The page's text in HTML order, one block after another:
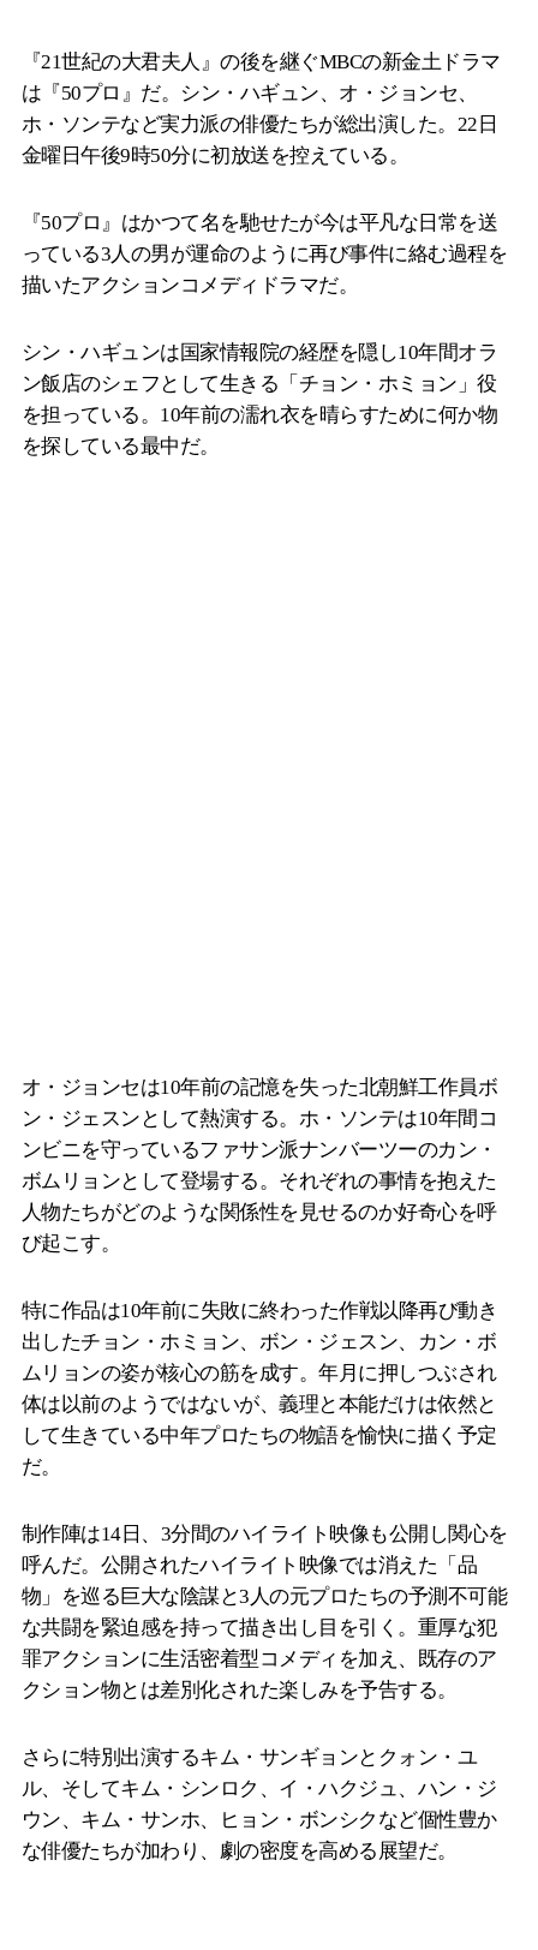
『21世紀の大君夫人』の後を継ぐMBCの新金土ドラマ
は『50プロ』だ。シン・ハギュン、オ・ジョンセ、
ホ・ソンテなど実力派の俳優たちが総出演した。22日
金曜日午後9時50分に初放送を控えている。
『50プロ』はかつて名を馳せたが今は平凡な日常を送
っている3人の男が運命のように再び事件に絡む過程を
描いたアクションコメディドラマだ。
シン・ハギュンは国家情報院の経歴を隠し10年間オラ
ン飯店のシェフとして生きる「チョン・ホミョン」役
を担っている。10年前の濡れ衣を晴らすために何か物
を探している最中だ。
オ・ジョンセは10年前の記憶を失った北朝鮮工作員ボ
ン・ジェスンとして熱演する。ホ・ソンテは10年間コ
ンビニを守っているファサン派ナンバーツーのカン・
ボムリョンとして登場する。それぞれの事情を抱えた
人物たちがどのような関係性を見せるのか好奇心を呼
び起こす。
特に作品は10年前に失敗に終わった作戦以降再び動き
出したチョン・ホミョン、ボン・ジェスン、カン・ボ
ムリョンの姿が核心の筋を成す。年月に押しつぶされ
体は以前のようではないが、義理と本能だけは依然と
して生きている中年プロたちの物語を愉快に描く予定
だ。
制作陣は14日、3分間のハイライト映像も公開し関心を
呼んだ。公開されたハイライト映像では消えた「品
物」を巡る巨大な陰謀と3人の元プロたちの予測不可能
な共闘を緊迫感を持って描き出し目を引く。重厚な犯
罪アクションに生活密着型コメディを加え、既存のア
クション物とは差別化された楽しみを予告する。
さらに特別出演するキム・サンギョンとクォン・ユ
ル、そしてキム・シンロク、イ・ハクジュ、ハン・ジ
ウン、キム・サンホ、ヒョン・ボンシクなど個性豊か
な俳優たちが加わり、劇の密度を高める展望だ。